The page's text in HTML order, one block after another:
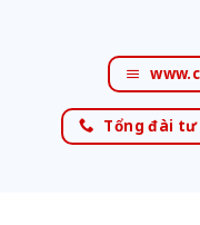
Tổng đài tư